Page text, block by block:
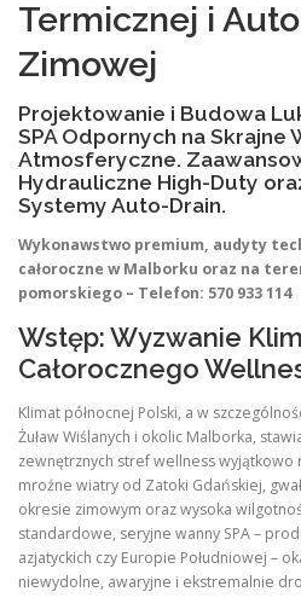
Termicznej i
Zimowej
Projektowanie i Budowa
SPA Odpornych na Skrajne
Atmosferyczne.
Hydrauliczne High-Duty
Systemy Auto-Drain.
Wykonawstwo premium, audyty
całoroczne w Malborku oraz na
pomorskiego – Telefon: 570 933 114
Wstęp: Wyzwanie
Całorocznego
Klimat północnej Polski, a w
Żuław Wiślanych i okolic Malborka,
zewnętrznych stref wellness wyjątkowo
mroźne wiatry od Zatoki Gdańskiej,
okresie zimowym oraz wysoka
standardowe, seryjne wanny SPA –
azjatyckich czy Europie Południowej –
niewydolne, awaryjne i ekstremalnie